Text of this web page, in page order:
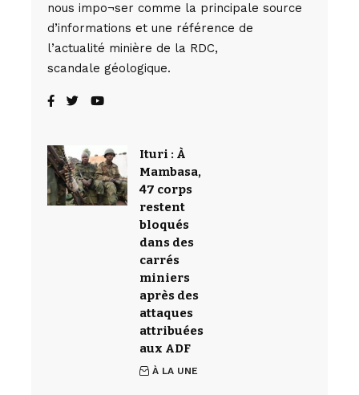
nous impo¬ser comme la principale source
d’informations et une référence de
l’actualité minière de la RDC,
scandale géologique.
Ituri : À
Mambasa,
47 corps
restent
bloqués
dans des
carrés
miniers
après des
attaques
attribuées
aux ADF
À LA UNE